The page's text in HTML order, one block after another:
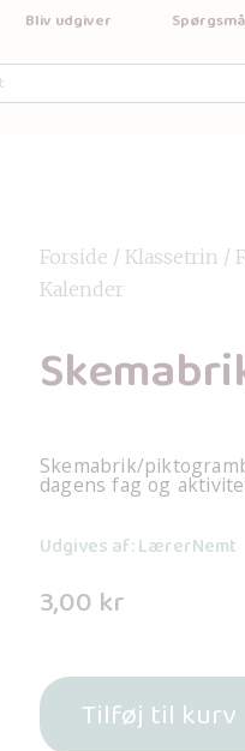
Bliv udgiver
Forside / Klassetrin /
Kalender
Skemabrik/
dagens fag og
Udgives af: LærerNemt
3,00 kr
Tilføj til kurv